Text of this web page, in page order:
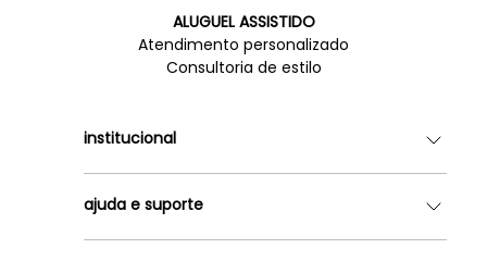
ALUGUEL ASSISTIDO
Atendimento personalizado
Consultoria de estilo
institucional
Lojas
Como Funciona
ajuda e suporte